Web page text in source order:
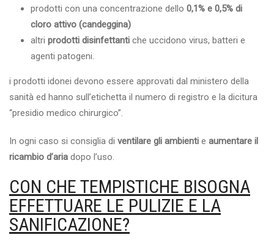
prodotti con una concentrazione dello 0,1% e 0,5% di
cloro attivo (candeggina)
altri prodotti disinfettanti che uccidono virus, batteri e
agenti patogeni.
i prodotti idonei devono essere approvati dal ministero della
sanità ed hanno sull’etichetta il numero di registro e la dicitura
“presidio medico chirurgico”.
In ogni caso si consiglia di ventilare gli ambienti e aumentare il
ricambio d’aria dopo l’uso.
CON CHE TEMPISTICHE BISOGNA
EFFETTUARE LE PULIZIE E LA
SANIFICAZIONE?